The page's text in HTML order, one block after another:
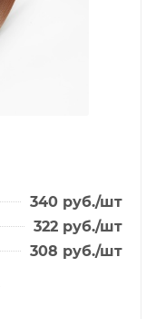
340 руб./шт
322 руб./шт
308 руб./шт